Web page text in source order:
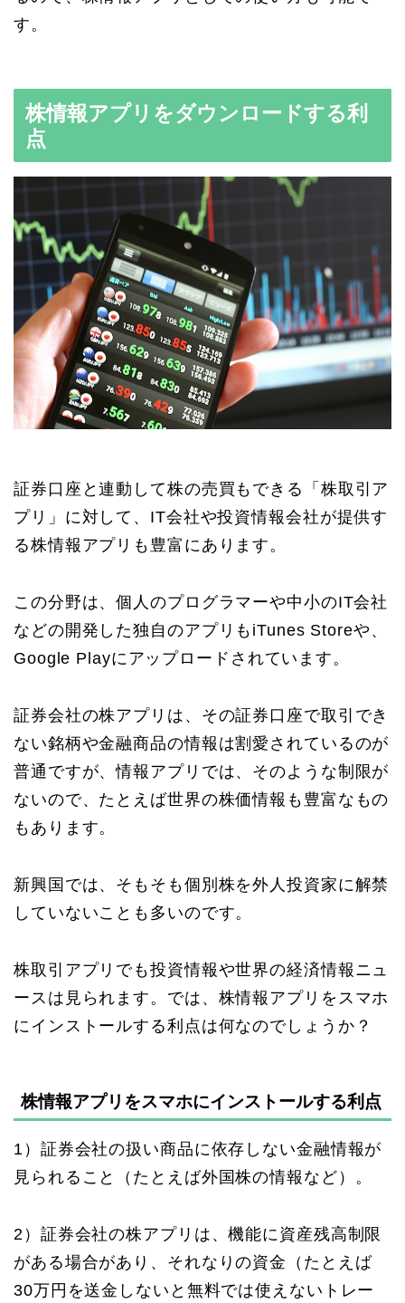
す。
株情報アプリをダウンロードする利
点
証券口座と連動して株の売買もできる「株取引ア
プリ」に対して、IT会社や投資情報会社が提供す
る株情報アプリも豊富にあります。
この分野は、個人のプログラマーや中小のIT会社
などの開発した独自のアプリもiTunes Storeや、
Google Playにアップロードされています。
証券会社の株アプリは、その証券口座で取引でき
ない銘柄や金融商品の情報は割愛されているのが
普通ですが、情報アプリでは、そのような制限が
ないので、たとえば世界の株価情報も豊富なもの
もあります。
新興国では、そもそも個別株を外人投資家に解禁
していないことも多いのです。
株取引アプリでも投資情報や世界の経済情報ニュ
ースは見られます。では、株情報アプリをスマホ
にインストールする利点は何なのでしょうか？
株情報アプリをスマホにインストールする利点
1）証券会社の扱い商品に依存しない金融情報が
見られること（たとえば外国株の情報など）。
2）証券会社の株アプリは、機能に資産残高制限
がある場合があり、それなりの資金（たとえば
30万円を送金しないと無料では使えないトレー